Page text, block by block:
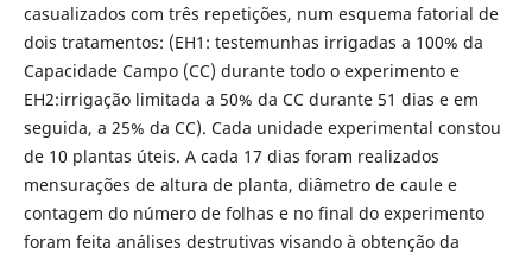
casualizados com três repetições, num esquema fatorial de
dois tratamentos: (EH1: testemunhas irrigadas a 100% da
Capacidade Campo (CC) durante todo o experimento e
EH2:irrigação limitada a 50% da CC durante 51 dias e em
seguida, a 25% da CC). Cada unidade experimental constou
de 10 plantas úteis. A cada 17 dias foram realizados
mensurações de altura de planta, diâmetro de caule e
contagem do número de folhas e no final do experimento
foram feita análises destrutivas visando à obtenção da